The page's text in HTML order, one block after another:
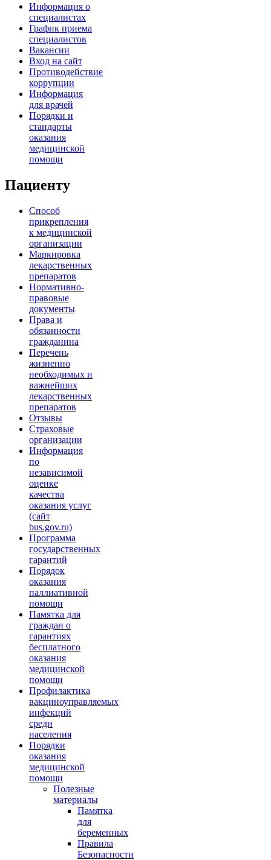
Информация о
специалистах
График приема
специалистов
Вакансии
Вход на сайт
Противодействие
коррупции
Информация
для врачей
Порядки и
стандарты
оказания
медицинской
помощи
Пациенту
Способ
прикрепления
к медицинской
организации
Маркировка
лекарственных
препаратов
Нормативно-
правовые
документы
Права и
обязанности
гражданина
Перечень
жизненно
необходимых и
важнейших
лекарственных
препаратов
Отзывы
Страховые
организации
Информация
по
независимой
оценке
качества
оказания услуг
(сайт
bus.gov.ru)
Программа
государственных
гарантий
Порядок
оказания
паллиативной
помощи
Памятка для
граждан о
гарантиях
бесплатного
оказания
медицинской
помощи
Профилактика
вакциноуправляемых
инфекций
среди
населения
Порядки
оказания
медицинской
помощи
Полезные
материалы
Памятка
для
беременных
Правила
Безопасности